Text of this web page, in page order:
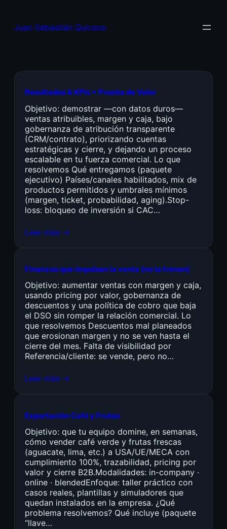
Juan Sebastián Quiceno
Resultados & KPIs + Prueba de Valor
Objetivo: demostrar —con datos duros—
ventas atribuibles, margen y caja, bajo
gobernanza de atribución transparente
(CRM/contrato), priorizando cuentas
estratégicas y cierre, y dejando un proceso
escalable en tu fuerza comercial. Lo que
resolvemos Qué entregamos (paquete
ejecutivo) Países/canales habilitados, mix de
productos permitidos y umbrales mínimos
(margen, ticket, probabilidad, aging).Stop-
loss: bloqueo de inversión si CAC…
Leer más →
Finanzas que impulsan la venta (no la frenan)
Objetivo: aumentar ventas con margen y caja,
usando pricing por valor, gobernanza de
descuentos y una política de cobro que baja
el DSO sin romper la relación comercial. Lo
que resolvemos Descuentos mal planeados
que erosionan margen y no se ven hasta el
cierre del mes. Falta de visibilidad por
Referencia/cliente: se vende, pero no…
Leer más →
Exportación Café y Frutas
Objetivo: que tu equipo domine, en semanas,
cómo vender café verde y frutas frescas
(aguacate, lima, etc.) a USA/UE/MECA con
cumplimiento 100%, trazabilidad, pricing por
valor y cierre B2B.Modalidades: in-company ·
online · blendedEnfoque: taller práctico con
casos reales, plantillas y simuladores que
quedan instalados en la empresa. ¿Qué
problema resolvemos? Qué incluye (paquete
“llave…